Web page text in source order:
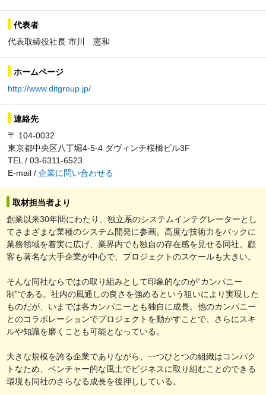
代表者
代表取締役社長 市川 憲和
ホームページ
http://www.ditgroup.jp/
連絡先
〒 104-0032
東京都中央区八丁堀4-5-4 ダヴィンチ桜橋ビル3F
TEL / 03-6311-6523
E-mail / 企業に問い合わせる
取材担当者より
創業以来30年間にわたり、独立系のシステムインテグレーターとし
てさまざまな業種のシステム開発に参画。高度な技術力をバックに
業務領域を着実に広げ、業界内でも独自の存在感を見せる同社。顧
客も著名な大手企業が中心で、プロジェクトのスケールも大きい。
そんな同社ならではの取り組みとして印象的なのが“カンパニー
制”である。社内の風通しの良さを強めるという狙いにより実現した
ものだが、いまでは各カンパニーとも独自に成長。他のカンパニー
とのコラボレーションでプロジェクトを動かすことで、さらにスキ
ルや知識を磨くことも可能となっている。
大きな規模を誇る企業でありながら、一つひとつの組織はコンパク
トなため、ベンチャー的な風土でビジネスに取り組むことのできる
環境も同社のさらなる成長を後押ししている。